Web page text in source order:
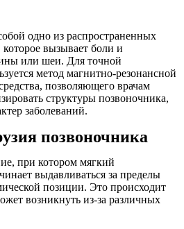
одно из распространенных
вызывает боли и
или шеи. Для точной
метод магнитно-резонансной
позволяющего врачам
структуры позвоночника,
заболеваний.
позвоночника
при котором мягкий
выдавливаться за пределы
позиции. Это происходит
возникнуть из-за различных